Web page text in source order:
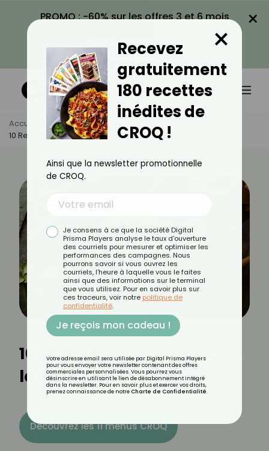
PROMO : -60% sur les offres 3 et 6 mois
VOIR LA PROMO
×
Accueil Actus
Recettes
10 Recettes Apéritives Sans Lactose
10 recettes apéritives sans
lactose
Découvrez les 11 menus CROQ
Recevez
gratuitement
180 recettes
inédites de
CROQ !
×
Ainsi que la newsletter promotionnelle
de CROQ.
Je consens à ce que la société Digital
Prisma Players analyse le taux d'ouverture
des courriels pour mesurer et optimiser les
performances des campagnes. Nous
pourrons savoir si vous ouvrez les
courriels, l'heure à laquelle vous le faites
ainsi que des informations sur le terminal
que vous utilisez. Pour en savoir plus sur
ces traceurs, voir notre politique de
confidentialité.
Je reçois mon cadeau !
Votre adresse email sera utilisée par Digital Prisma Players
pour vous envoyer votre newsletter contenant des offres
commerciales personnalisées. Vous pourrez vous
désinscrire en utilisant le lien de désabonnement intégré
dans la newsletter. Pour en savoir plus et exercer vos droits,
prenez connaissance de notre Charte de Confidentialité.